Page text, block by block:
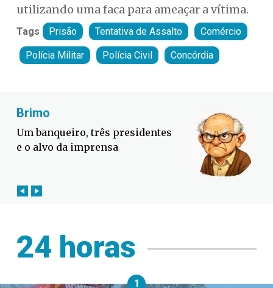
utilizando uma faca para ameaçar a vítima.
Tags Prisão Tentativa de Assalto Comércio
Polícia Militar Polícia Civil Concórdia
Defesa Civil lança campanha
contra o El Niño em SC
24 horas
1